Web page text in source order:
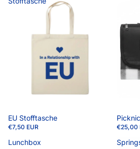
EU Stofftasche
€7,50 EUR €25,00
Lunchbox